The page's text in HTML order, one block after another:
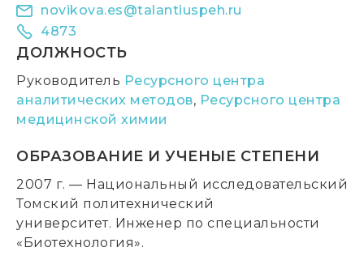
novikova.es@talantiuspeh.ru
4873
ДОЛЖНОСТЬ
Руководитель Ресурсного центра
аналитических методов, Ресурсного центра
медицинской химии
ОБРАЗОВАНИЕ И УЧЕНЫЕ СТЕПЕНИ
2007 г. — Национальный исследовательский
Томский политехнический
университет. Инженер по специальности
«Биотехнология».